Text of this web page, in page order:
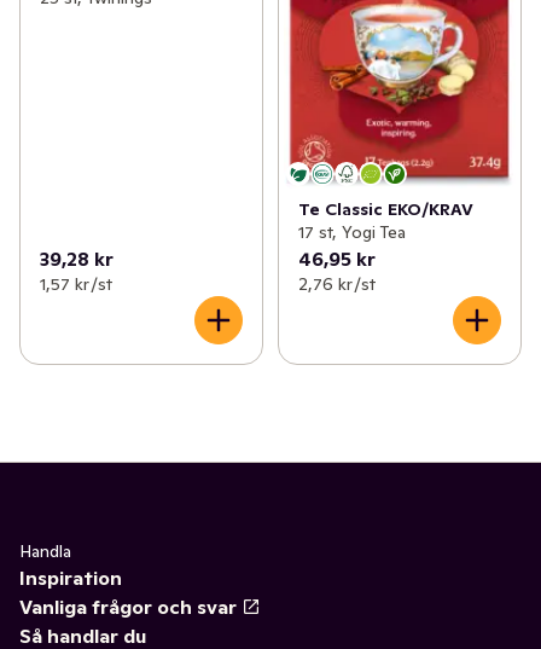
39,28 kr
1,57 kr /st
Te Classic EKO/KRAV
17 st, Yogi Tea
46,95 kr
2,76 kr /st
Handla
Inspiration
Vanliga frågor och svar
Så handlar du